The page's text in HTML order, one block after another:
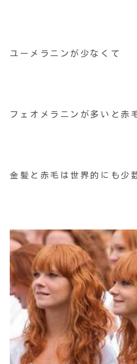
ユーメラニンが少なくて
フェオメラニンが多いと赤
金髪と赤毛は世界的にも少